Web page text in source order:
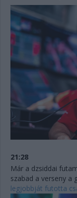
21:28
Már a dzsiddai
szabad a verseny a
legjobbját futotta